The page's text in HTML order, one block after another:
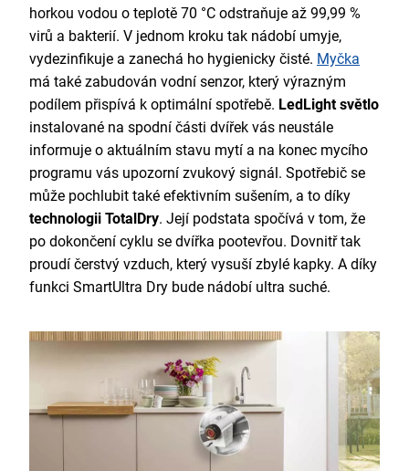
horkou vodou o teplotě 70 °C odstraňuje až 99,99 %
virů a bakterií. V jednom kroku tak nádobí umyje,
vydezinfikuje a zanechá ho hygienicky čisté. Myčka
má také zabudován vodní senzor, který výrazným
podílem přispívá k optimální spotřebě. LedLight světlo
instalované na spodní části dvířek vás neustále
informuje o aktuálním stavu mytí a na konec mycího
programu vás upozorní zvukový signál. Spotřebič se
může pochlubit také efektivním sušením, a to díky
technologii TotalDry. Její podstata spočívá v tom, že
po dokončení cyklu se dvířka pootevřou. Dovnitř tak
proudí čerstvý vzduch, který vysuší zbylé kapky. A díky
funkci SmartUltra Dry bude nádobí ultra suché.